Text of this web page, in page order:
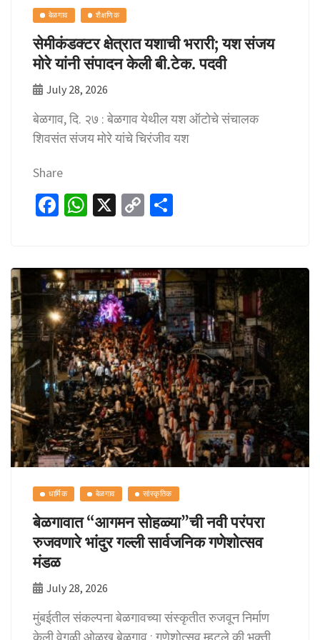
बेळगाव शैक्षणिक
सेमीकंडक्टर क्षेत्रात यशाची भरारी; यश संजय
मोरे यांनी संपादन केली बी.टेक. पदवी
July 28, 2026
बेळगाव, दि. २७ : बेळगाव येथील यश ऑटोचे संचालक
शिवसंत संजय मोरे यांचे चिरंजीव यश
Share
Fa
o
o
k
W
sA
p
p
X
C
y
Li
n
k
e
धार्मिक बेळगाव सांस्कृतिक
बेळगावात “आगमन सोहळ्या”ची नवी परंपरा
रुजवणारे भांदुर गल्ली सार्वजनिक गणेशोत्सव
मंडळ
July 28, 2026
मुंबईतील संकल्पना बेळगावच्या संस्कृतीत रुजवून निर्माण